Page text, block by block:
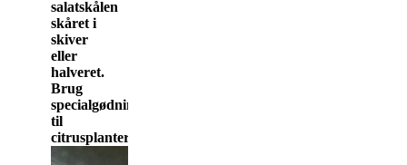
salatskålen
skåret i
skiver
eller
halveret.
Brug
specialgødning
til
citrusplanter.